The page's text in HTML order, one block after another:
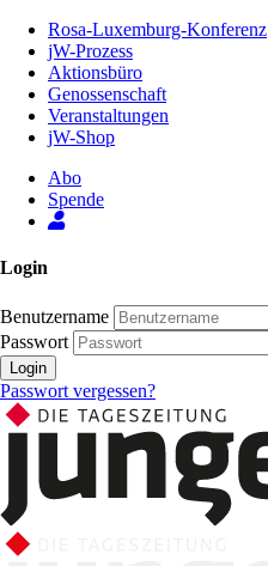
Inhalt
Seite
Rosa-Luxemburg-Konferenz
jW-Prozess
Aktionsbüro
Genossenschaft
Veranstaltungen
jW-Shop
Abo
Spende
Login
Benutzername
Passwort
Login
Passwort vergessen?